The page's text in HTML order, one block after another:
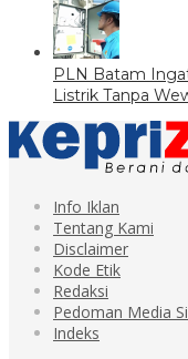
PLN Batam
Listrik Tanpa
Info Iklan
Tentang Kami
Disclaimer
Kode Etik
Redaksi
Pedoman Media
Indeks